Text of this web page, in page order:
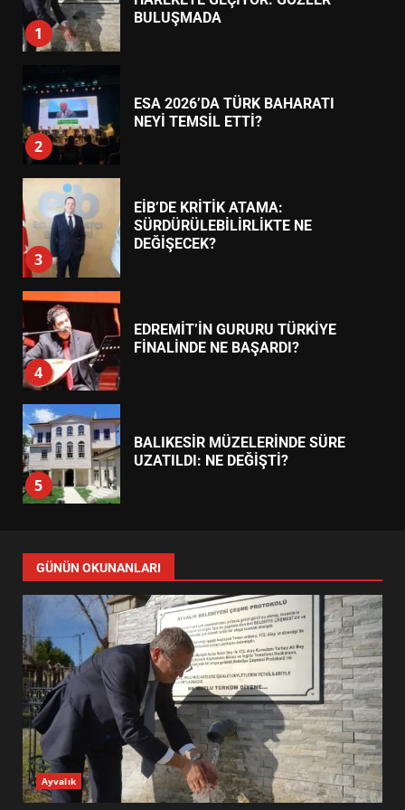
TREND HABERLER
7
1
HAREKETE GEÇİYOR: GÖZLER
BULUŞMADA
ESA 2026’DA TÜRK BAHARATI
NEYİ TEMSİL ETTİ?
3
SÜRDÜRÜLEBİLİRLİKTE NE
DEĞİŞECEK?
4
FİNALİNDE NE BAŞARDI?
5
UZATILDI: NE DEĞİŞTİ?
6
BURHANİYE SATRANÇ
TURNUVASI KAYITLARI NEYİ
DEĞİŞTİRİYOR?
7
BURHANİYE BELEDİYESPOR’DA
YENİ YÖNETİM NASIL
ŞEKİLLENDİ?
GÜNÜN OKUNANLARI